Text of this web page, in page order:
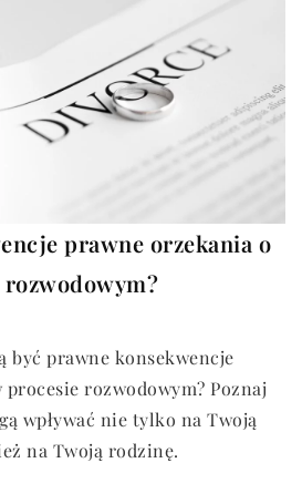
prawne orzekania o
być prawne konsekwencje
rozwodowym? Poznaj
wpływać nie tylko na Twoją
na Twoją rodzinę.